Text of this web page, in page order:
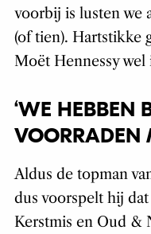
voorbij is lusten we
(of tien). Hartstikke
Moët Hennessy
‘WE HEBBEN
VOORRADEN
Aldus de topman
dus voorspelt hij
Kerstmis en Oud &